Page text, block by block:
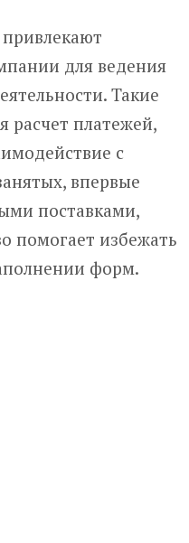
для ведения
Такие
расчет платежей,
с
впервые
поставками,
помогает избежать
форм.